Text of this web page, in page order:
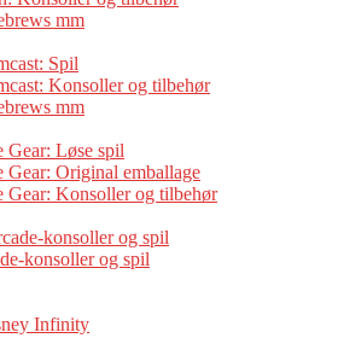
mm
Spil
Konsoller og tilbehør
mm
Gear: Løse spil
Gear: Original emballage
Gear: Konsoller og tilbehør
konsoller og spil
konsoller og spil
Infinity